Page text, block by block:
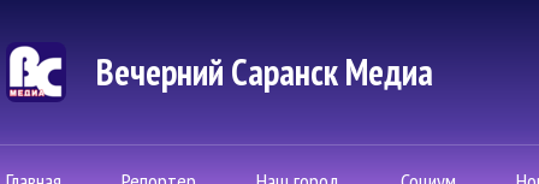
Вечерний Саранск Mедиа